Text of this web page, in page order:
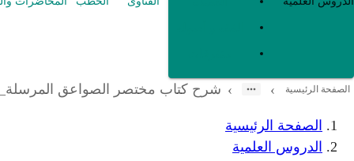
الصفحة الرئيسية ›
› شرح كتاب مختصر الصواعق المرسلة_20
الصفحة الرئيسية
الدروس العلمية